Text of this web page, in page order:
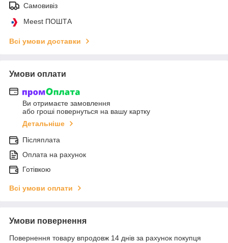
Самовивіз
Meest ПОШТА
Всі умови доставки
Умови оплати
Ви отримаєте замовлення
або гроші повернуться на вашу картку
Детальніше
Післяплата
Оплата на рахунок
Готівкою
Всі умови оплати
Умови повернення
Повернення товару впродовж 14 днів за рахунок покупця